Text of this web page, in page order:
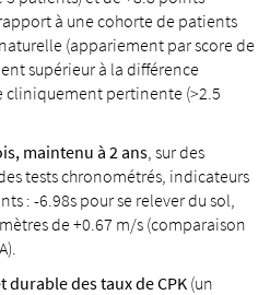
à une cohorte de patients
(appariement par score de
supérieur à la différence
pertinente (>2.5
maintenu à 2 ans, sur des
tests chronométrés, indicateurs
: -6.98s pour se relever du sol,
de +0.67 m/s (comparaison
des taux de CPK (un